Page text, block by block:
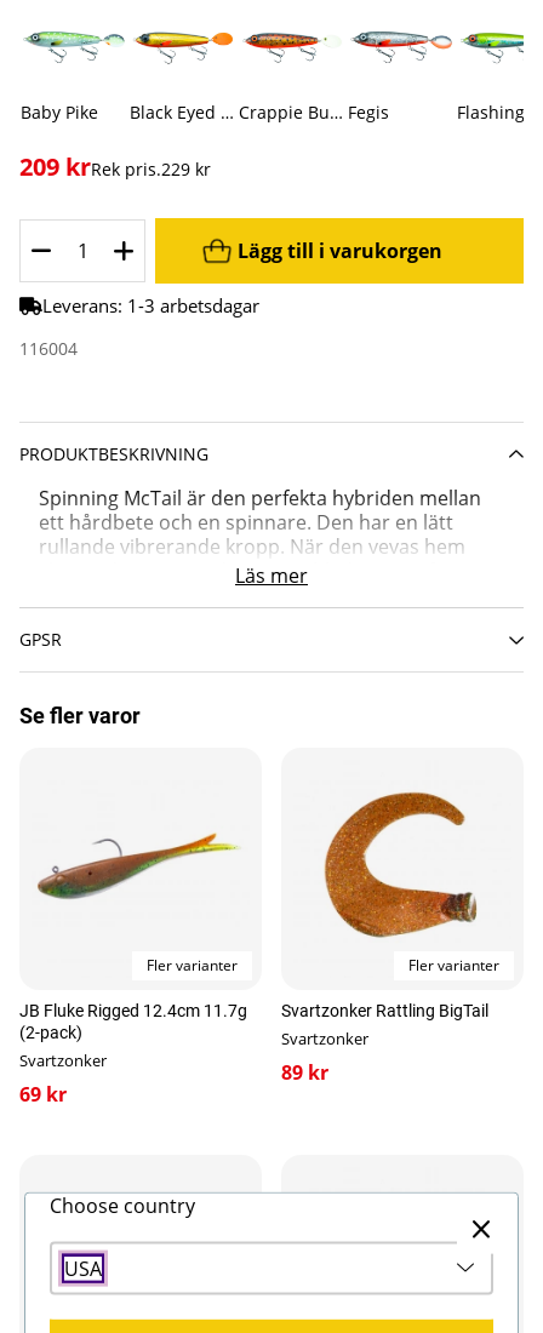
209 krRek pris.229 kr
Baby Pike Black Eyed Shiner Crappie Burbot Motoroil Fegis
Lägg till i varukorgen
Leverans: 1-3 arbetsdagar
116004
PRODUKTBESKRIVNING
Spinning McTail är den perfekta hybriden mellan
ett hårdbete och en spinnare. Den har en lätt
rullande vibrerande kropp. När den vevas hem
skapar det snurrande spinnarbladet ett spår som
vilket gör att bladet börjar snurra direkt när det
träffar vattnet.
gälar.
? Sjunkande, simmar på 0,2 - 3 meter
? Blyfritt
? Handmålad
? 3D-ögon
? Designad i Sverige av Svartzonker
Läs mer
GPSR
Se fler varor
Fler varianter
JB Fluke Rigged 12.4cm 11.7g
(2-pack)
Svartzonker
69 kr
Fler varianter
Svartzonker Rattling BigTail
Svartzonker
89 kr
Choose country
USA